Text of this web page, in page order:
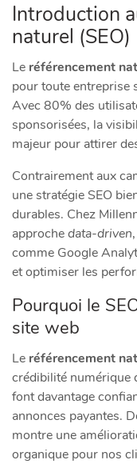
Introduction
naturel (SEO)
Le référencement
pour toute entreprise
Avec 80% des
sponsorisées, la
majeur pour attirer
Contrairement aux
une stratégie SEO
durables. Chez
approchedata-driven
comme Google
et optimiser les
Pourquoi le
site web
Le référencement
crédibilité numérique
font davantage
annonces payantes.
montre une
organique pour nos